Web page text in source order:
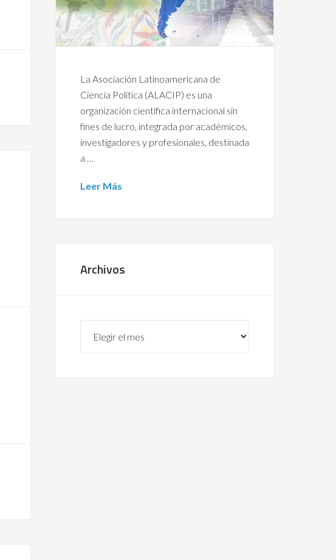
La Asociación Latinoamericana de
Ciencia Política (ALACIP) es una
organización científica internacional sin
fines de lucro, integrada por académicos,
investigadores y profesionales, destinada
a …
Leer Más
Archivos